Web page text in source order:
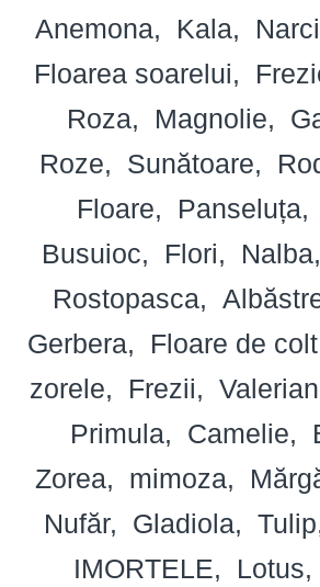
Anemona
Kala
Floarea soarelui
Roza
Magnolie
Roze
Sunătoare
Floare
Panseluța
Busuioc
Flori Nalba
Rostopasca
Gerbera
Floare de colt
zorele
Frezii
Primula
Camelie
Zorea
mimoza
Nufăr
Gladiola Tulip
IMORTELE
Lotus